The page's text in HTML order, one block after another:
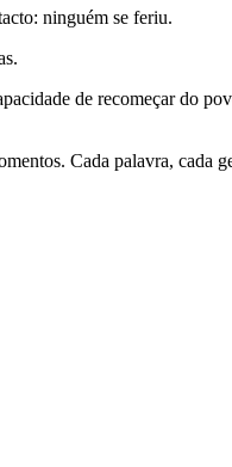
ninguém se feriu.
de recomeçar do
Cada palavra, cada